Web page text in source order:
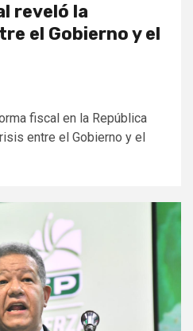
reveló la
el Gobierno y el
fiscal en la República
entre el Gobierno y el